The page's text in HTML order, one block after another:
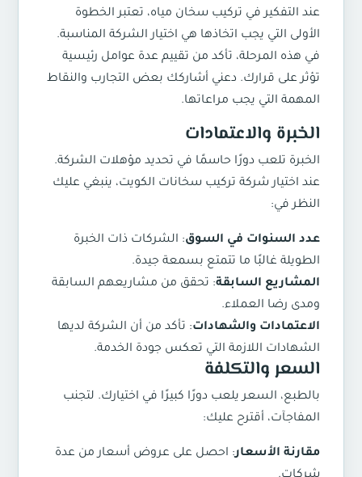
عند التفكير في تركيب سخان مياه، تعتبر الخطوة
الأولى التي يجب اتخاذها هي اختيار الشركة المناسبة.
في هذه المرحلة، تأكد من تقييم عدة عوامل رئيسية
تؤثر على قرارك. دعني أشاركك بعض التجارب والنقاط
المهمة التي يجب مراعاتها.
الخبرة والاعتمادات
الخبرة تلعب دورًا حاسمًا في تحديد مؤهلات الشركة.
عند اختيار شركة تركيب سخانات الكويت، ينبغي عليك
النظر في:
عدد السنوات في السوق: الشركات ذات الخبرة
الطويلة غالبًا ما تتمتع بسمعة جيدة.
المشاريع السابقة: تحقق من مشاريعهم السابقة
ومدى رضا العملاء.
الاعتمادات والشهادات: تأكد من أن الشركة لديها
الشهادات اللازمة التي تعكس جودة الخدمة.
السعر والتكلفة
بالطبع، السعر يلعب دورًا كبيرًا في اختيارك. لتجنب
المفاجآت، أقترح عليك:
مقارنة الأسعار: احصل على عروض أسعار من عدة